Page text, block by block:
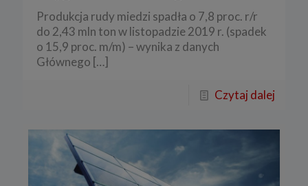
Produkcja rudy miedzi spadła o 7,8 proc. r/r
do 2,43 mln ton w listopadzie 2019 r. (spadek
o 15,9 proc. m/m) – wynika z danych
Głównego […]
Czytaj dalej